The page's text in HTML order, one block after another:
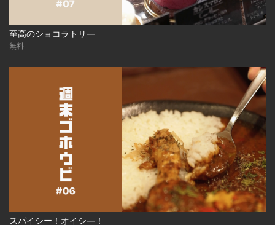
至高のショコラトリ―
無料
スパイシー！オイシ―！